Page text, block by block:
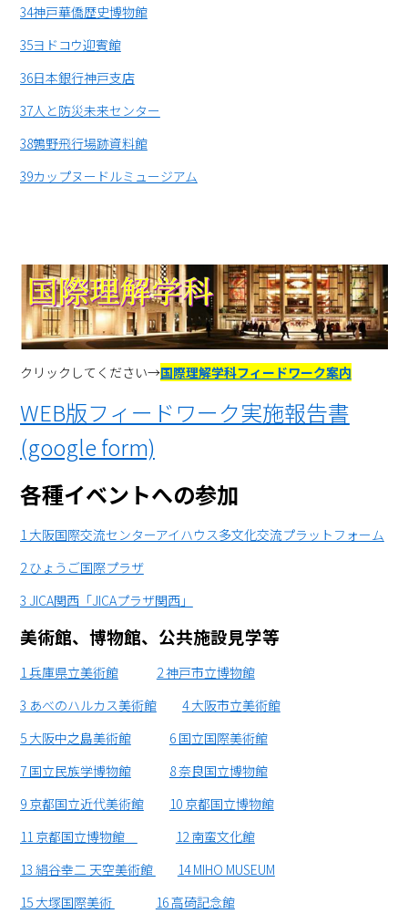
34神戸華僑歴史博物館
35ヨドコウ迎賓館
36日本銀行神戸支店
37人と防災未来センター
38鶉野飛行場跡資料館
39カップヌードルミュージアム
クリックしてください→国際理解学科フィードワーク案内
WEB版フィードワーク実施報告書
(google form)
各種イベントへの参加
1 大阪国際交流センターアイハウス多文化交流プラットフォーム
2 ひょうご国際プラザ
3 JICA関西「JICAプラザ関西」
美術館、博物館、公共施設見学等
1 兵庫県立美術館
2 神戸市立博物館
3 あべのハルカス美術館
4 大阪市立美術館
5 大阪中之島美術館
6 国立国際美術館
7 国立民族学博物館
8 奈良国立博物館
9 京都国立近代美術館
10 京都国立博物館
11 京都国立博物館
12 南蛮文化館
13 絹谷幸二 天空美術館
14 MIHO MUSEUM
15 大塚国際美術
16 高碕記念館